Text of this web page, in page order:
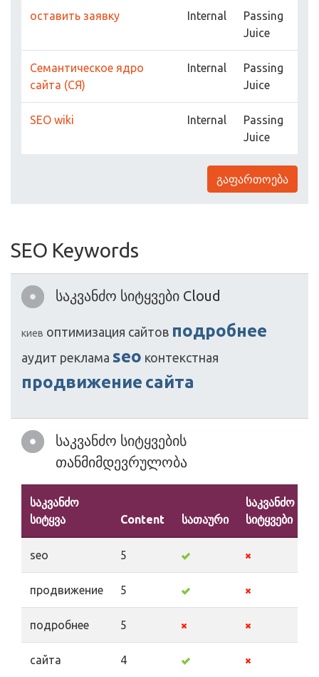
оставить заявку Internal
Passing
Juice
Семантическое ядро
сайта (СЯ)
Internal
Passing
Juice
SEO wiki Internal
Passing
Juice
გაფართოება
SEO Keywords
საკვანძო სიტყვები Cloud
киев оптимизация сайтов подробнее
аудит реклама seo контекстная
продвижение сайта
საკვანძო სიტყვების
თანმიმდევრულობა
საკვანძო
სიტყვა
Content სათაური
საკვანძო
სიტყვები
seo 5
продвижение 5
подробнее 5
сайта 4